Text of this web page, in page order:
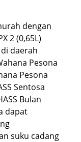
dengan
2 (0,65L)
daerah
Pesona
Pesona
Sentosa
Bulan
dapat
suku cadang